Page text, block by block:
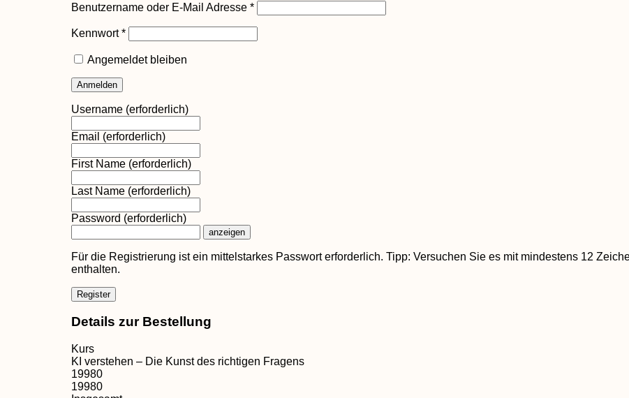
Benutzername oder E-Mail Adresse *
Kennwort *
Angemeldet bleiben
Username (erforderlich)
Email (erforderlich)
First Name (erforderlich)
Last Name (erforderlich)
Password (erforderlich)
anzeigen
Für die Registrierung ist ein mittelstarkes Passwort erforderlich. Tipp: Versuchen Sie es mit mindestens 12
enthalten.
Details zur Bestellung
Kurs
KI verstehen – Die Kunst des richtigen Fragens
19980
19980